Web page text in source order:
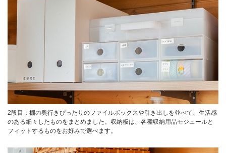
2段目：棚の奥行きぴったりのファイルボックスや引き出しを並べて、生活感
のある細々したものをまとめました。収納板は、各種収納用品モジュールと
フィットするものをお好みで選べます。